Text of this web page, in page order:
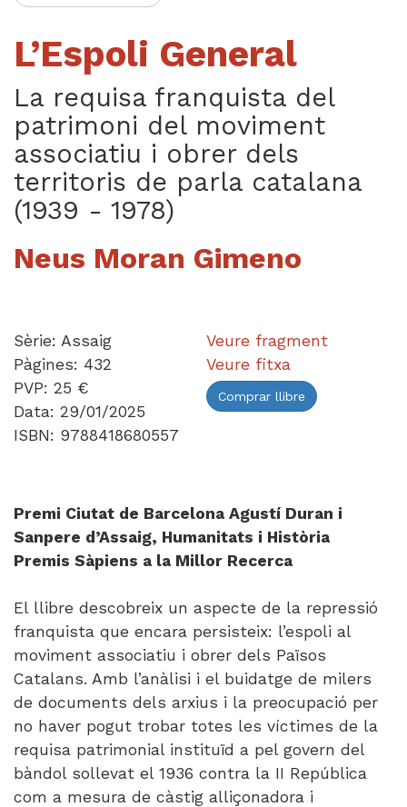
L’Espoli General
La requisa franquista del
patrimoni del moviment
associatiu i obrer dels
territoris de parla catalana
(1939 - 1978)
Neus Moran Gimeno
Sèrie: Assaig
Pàgines: 432
PVP: 25 €
Data: 29/01/2025
ISBN: 9788418680557
Veure fragment
Veure fitxa
Comprar llibre
Premi Ciutat de Barcelona Agustí Duran i
Sanpere d’Assaig, Humanitats i Història
Premis Sàpiens a la Millor Recerca
El llibre descobreix un aspecte de la repressió
franquista que encara persisteix: l’espoli al
moviment associatiu i obrer dels Països
Catalans. Amb l’anàlisi i el buidatge de milers
de documents dels arxius i la preocupació per
no haver pogut trobar totes les víctimes de la
requisa patrimonial instituïd a pel govern del
bàndol sollevat el 1936 contra la II República
com a mesura de càstig alliçonadora i